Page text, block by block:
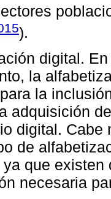
).
digital.
la
la
adquisición
digital. Cabe
de
que
necesaria